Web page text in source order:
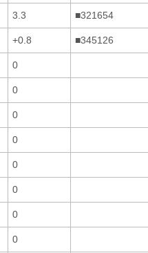
3.3 ■321654
+0.8 ■345126
0
0
0
0
0
0
0
0